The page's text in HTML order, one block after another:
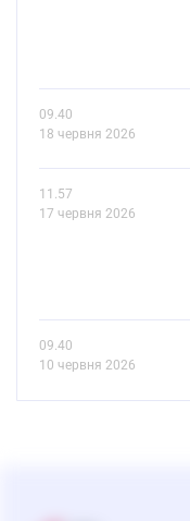
09.40
18 червня 2026
11.57
17 червня 2026
09.40
10 червня 2026